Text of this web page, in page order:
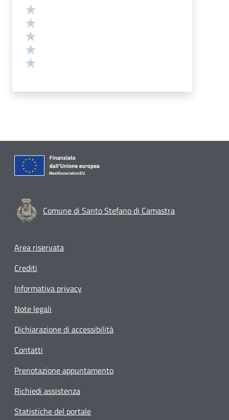
Valutazione
Comune di Santo Stefano di Camastra
Footer menu
Area riservata
Crediti
Informativa privacy
Note legali
Dichiarazione di accessibilità
Contatti
Prenotazione appuntamento
Richiedi assistenza
Statistiche del portale